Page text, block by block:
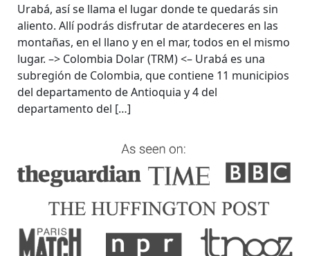
Urabá, así se llama el lugar donde te quedarás sin
aliento. Allí podrás disfrutar de atardeceres en las
montañas, en el llano y en el mar, todos en el mismo
lugar. –> Colombia Dolar (TRM) <– Urabá es una
subregión de Colombia, que contiene 11 municipios
del departamento de Antioquia y 4 del
departamento del […]